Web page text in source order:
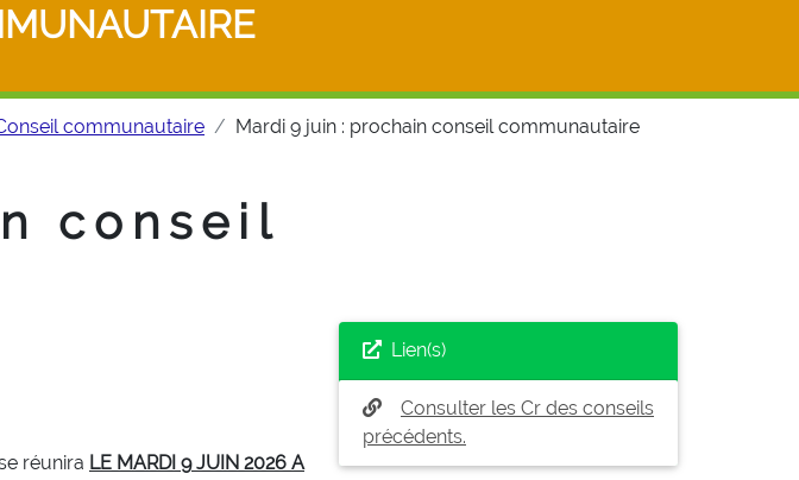
communautaire Mardi 9 juin : prochain conseil communautaire
conseil
réunira LE MARDI 9 JUIN 2026 A
Lien(s)
Consulter les Cr des conseils
précédents.